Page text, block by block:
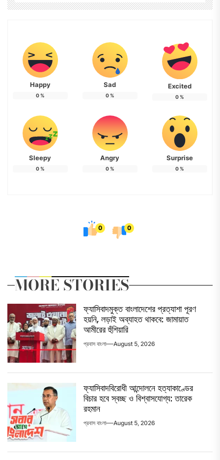
Happy
0%
Sad
0%
Excited
0%
Sleepy
0%
Angry
0%
Surprise
0%
0 0
MORE STORIES
ফ্যাসিবাদমুক্ত বাংলাদেশের প্রত্যাশা পূরণ
হয়নি, লড়াই অব্যাহত থাকবে: জামায়াত
আমীরের হুঁশিয়ারি
প্রবাস বাংলা August 5, 2026
ফ্যাসিবাদবিরোধী আন্দোলনে হত্যাকাণ্ডের
বিচার হবে স্বচ্ছ ও বিশ্বাসযোগ্য: তারেক
রহমান
প্রবাস বাংলা August 5, 2026